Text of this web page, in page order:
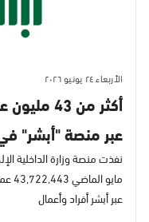
الأربعاء ٢٤ يونيو ٢٠٢٦
أكثر من 43
عبر منصة "أبشر" في
نفذت منصة وزارة الداخلية
عبر أبشر أفراد وأعمال